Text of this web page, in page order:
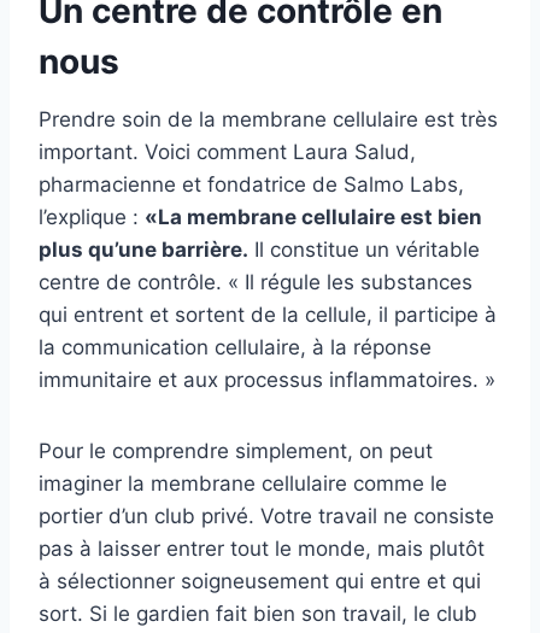
Un centre de contrôle en
nous
Prendre soin de la membrane cellulaire est très
important. Voici comment Laura Salud,
pharmacienne et fondatrice de Salmo Labs,
l’explique : «La membrane cellulaire est bien
plus qu’une barrière. Il constitue un véritable
centre de contrôle. « Il régule les substances
qui entrent et sortent de la cellule, il participe à
la communication cellulaire, à la réponse
immunitaire et aux processus inflammatoires. »
Pour le comprendre simplement, on peut
imaginer la membrane cellulaire comme le
portier d’un club privé. Votre travail ne consiste
pas à laisser entrer tout le monde, mais plutôt
à sélectionner soigneusement qui entre et qui
sort. Si le gardien fait bien son travail, le club